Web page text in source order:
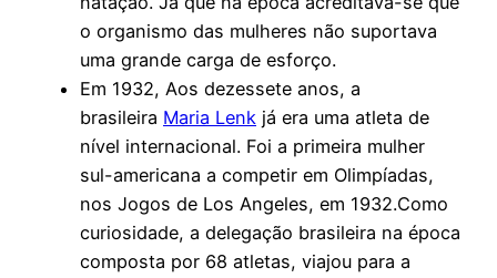
o organismo das mulheres não suportava
uma grande carga de esforço.
Em 1932, Aos dezessete anos, a
brasileira Maria Lenk já era uma atleta de
nível internacional. Foi a primeira mulher
sul-americana a competir em Olimpíadas,
nos Jogos de Los Angeles, em 1932.Como
curiosidade, a delegação brasileira na época
composta por 68 atletas, viajou para a